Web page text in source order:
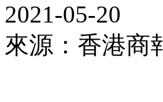
2021-05-20
來源：香港商